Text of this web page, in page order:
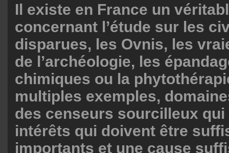
Il existe en France un
concernant l’étude sur les
disparues, les Ovnis, les
de l’archéologie, les
chimiques ou la
multiples exemples,
des censeurs sourcilleux
intérêts qui doivent être
importants et une cause